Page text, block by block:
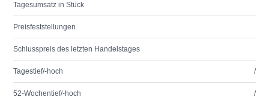
Tagesumsatz in Stück
Preisfeststellungen
Schlusspreis des letzten Handelstages
Tagestief/-hoch /
52-Wochentief/-hoch /